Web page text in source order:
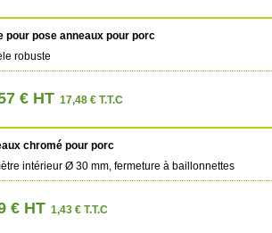
pour pose anneaux pour porc
robuste
€ HT 17,48 € T.T.C
chromé pour porc
intérieur Ø 30 mm, fermeture à baillonnettes
€ HT 1,43 € T.T.C